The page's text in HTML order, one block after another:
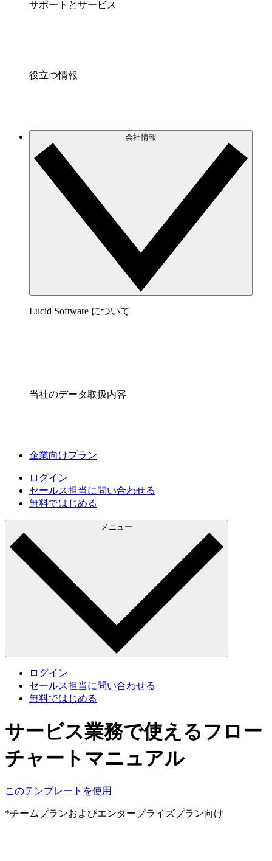
サポートとサービス
役立つ情報
会社情報
Lucid Software について
当社のデータ取扱内容
企業向けプラン
ログイン
セールス担当に問い合わせる
無料ではじめる
メニュー
ログイン
セールス担当に問い合わせる
無料ではじめる
サービス業務で使えるフロー
チャートマニュアル
このテンプレートを使用
*チームプランおよびエンタープライズプラン向け